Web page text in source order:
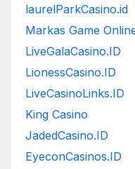
laurelParkCasino.id
Markas Game
LiveGalaCasino.ID
LionessCasino.ID
LiveCasinoLinks.ID
King Casino
JadedCasino.ID
EyeconCasinos.ID